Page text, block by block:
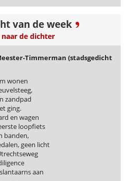
van de week
naar de dichter
Timmerman (stadsgedicht
wonen
zandpad
ging.
en wagen
loopfiets
banden,
geen licht
aan